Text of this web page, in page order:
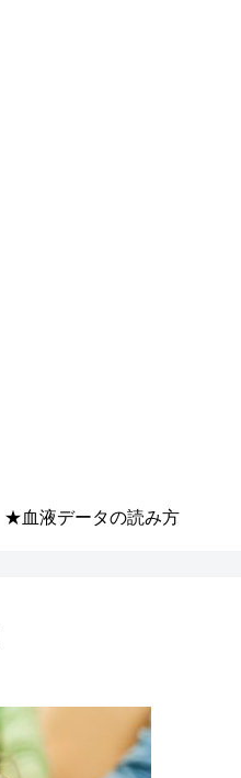
★血液データの読み方